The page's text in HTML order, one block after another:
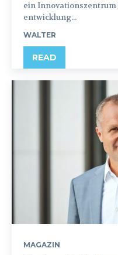
ein
entwicklung...
WALTER
READ
MAGAZIN